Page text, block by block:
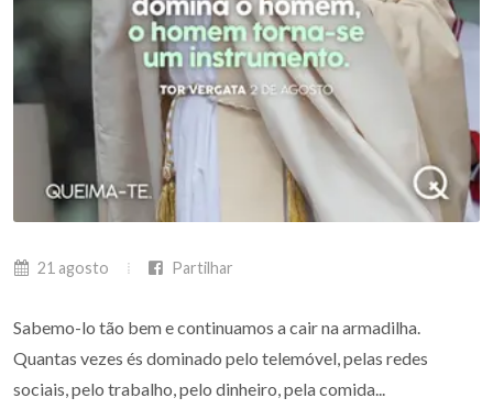
21 agosto Partilhar
Sabemo-lo tão bem e continuamos a cair na armadilha.
Quantas vezes és dominado pelo telemóvel, pelas redes
sociais, pelo trabalho, pelo dinheiro, pela comida...